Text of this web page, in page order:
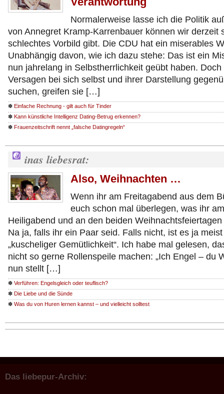
Normalerweise lasse ich die Politik
von Annegret Kramp-Karrenbauer können wir derzeit
schlechtes Vorbild gibt. Die CDU hat ein miserables
Unabhängig davon, wie ich dazu stehe: Das ist ein
nun jahrelang in Selbstherrlichkeit geübt haben.
Versagen bei sich selbst und ihrer Darstellung
suchen, greifen sie […]
✽ Einfache Rechnung - gilt auch für Tinder
✽ Kann künstliche Intelligenz Dating-Betrug erkennen?
✽ Frauenzeitschrift nennt „falsche Datingregeln“
inas liebesrat:
Also, Weihnachten …
Wenn ihr am Freitagabend aus dem
euch schon mal überlegen, was ihr
Heiligabend und an den beiden
Na ja, falls ihr ein Paar seid. Falls nicht, ist es ja
„kuscheliger Gemütlichkeit“. Ich habe mal gelesen,
nicht so gerne Rollenspeile machen: „Ich Engel – du
nun stellt […]
✽ Verführen: Engelsgleich oder teuflisch?
✽ Die Liebe und die Sünde
✽ Was du von Huren lernen kannst – und vielleicht solltest
Das liebepur-Archiv: